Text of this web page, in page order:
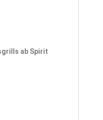
ab Spirit